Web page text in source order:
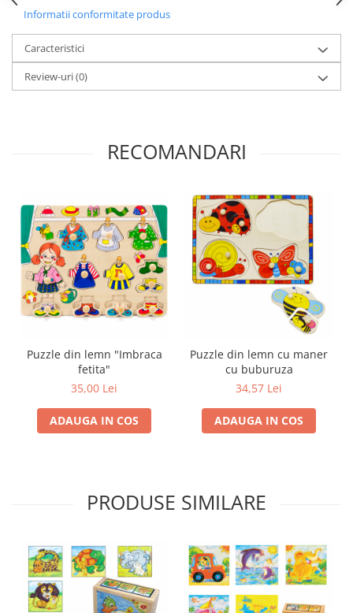
Simba
Spin Master
Stragoo Games
Vektory
Viga Toys
Wonderworld
Woody
Zoch
Informatii conformitate produs
Caracteristici
Review-uri(0)
RECOMANDARI
Puzzle din lemn "Imbraca
fetita"
35,00 Lei
ADAUGA IN COS
Puzzle din lemn cu maner
cu buburuza
34,57 Lei
ADAUGA IN COS
PRODUSE SIMILARE